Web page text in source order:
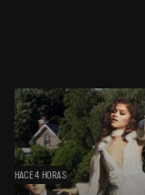
HACE 4 HORAS